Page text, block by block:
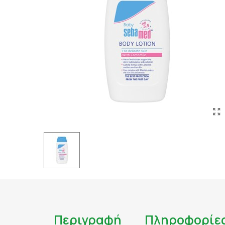
ΑΝΤΙΦΛΕΓΜΟΝΩΔΗ
ΑΡΘΡΙΤΙΔΑ
ΑΣΦΑΛΕΣ ΜΑΥΡΙΣΜΑ
ΒΗΧΑΣ/ ΛΟΙΜΩΞΕΙΣ/
ΓΑΣΤΡΕΝΤΕΡΙΚΟ
Περιγραφή